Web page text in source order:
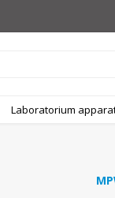
Laboratorium